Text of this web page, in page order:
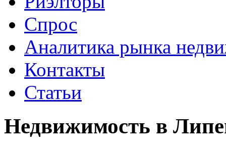
Спрос
Аналитика рынка
Контакты
Статьи
Недвижимость в